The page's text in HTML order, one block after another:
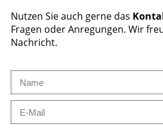
Nutzen Sie auch gerne das
Fragen oder Anregungen. Wir
Nachricht.